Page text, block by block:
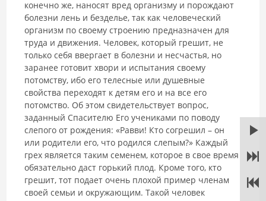
конечно же, наносят вред организму и порождают
болезни лень и безделье, так как человеческий
организм по своему строению предназначен для
труда и движения. Человек, который грешит, не
только себя ввергает в болезни и несчастья, но
заранее готовит хвори и испытания своему
потомству, ибо его телесные или душевные
свойства переходят к детям его и на все его
потомство. Об этом свидетельствует вопрос,
заданный Спасителю Его учениками по поводу
слепого от рождения: «Равви! Кто согрешил – он
или родители его, что родился слепым?» Каждый
грех является таким семенем, которое в свое время
обязательно даст горький плод. Кроме того, кто
грешит, тот подает очень плохой пример членам
своей семьи и окружающим. Такой человек